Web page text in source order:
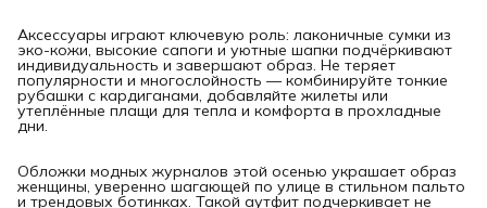
Аксессуары играют ключевую роль: лаконичные сумки из
эко-кожи, высокие сапоги и уютные шапки подчёркивают
индивидуальность и завершают образ. Не теряет
популярности и многослойность — комбинируйте тонкие
рубашки с кардиганами, добавляйте жилеты или
утеплённые плащи для тепла и комфорта в прохладные
дни.
Обложки модных журналов этой осенью украшает образ
женщины, уверенно шагающей по улице в стильном пальто
и трендовых ботинках. Такой аутфит подчеркивает не